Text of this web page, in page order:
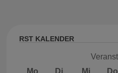
RST KALENDER
Mo Montag
Di Dienstag
Mi Do